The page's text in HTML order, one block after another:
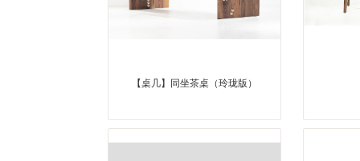
【桌几】同坐茶桌（玲珑版）